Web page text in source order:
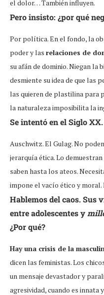
el dolor… También influyen.
Pero insisto: ¿por qué
Por política. En el fondo, la
poder y las relaciones de
su afán de dominio. Niegan
desmiente su idea de que las
las quieren de plastilina para
la naturaleza imposibilita la
Se intentó en el Siglo XX.
Auschwitz. El Gulag. No
jerarquía ética. Lo demuestran
saben hasta los ateos.
impone el vacío ético y
Hablemos del caos. Sus
entre adolescentes y
¿Por qué?
Hay una crisis de la
dicen las feministas. Los
un mensaje devastador y
agresividad, cuando es innata